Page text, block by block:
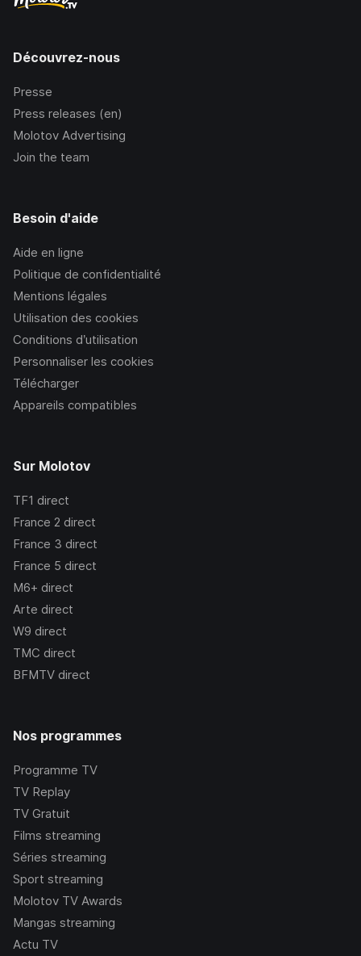
Découvrez-nous
Presse
Press releases (en)
Molotov Advertising
Join the team
Besoin d'aide
Aide en ligne
Politique de confidentialité
Mentions légales
Utilisation des cookies
Conditions d’utilisation
Personnaliser les cookies
Télécharger
Appareils compatibles
Sur Molotov
TF1 direct
France 2 direct
France 3 direct
France 5 direct
M6+ direct
Arte direct
W9 direct
TMC direct
BFMTV direct
Nos programmes
Programme TV
TV Replay
TV Gratuit
Films streaming
Séries streaming
Sport streaming
Molotov TV Awards
Mangas streaming
Actu TV